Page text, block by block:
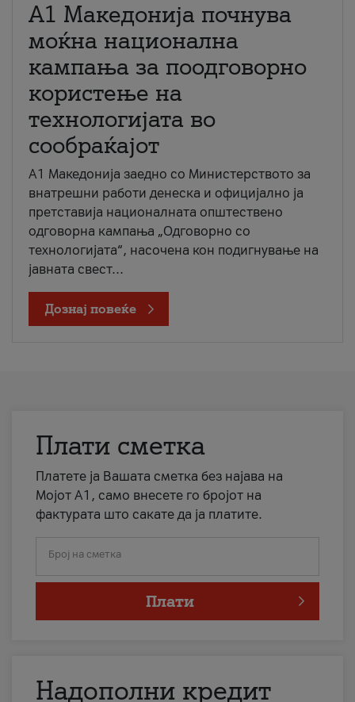
A1 Македонија почнува
моќна национална
кампања за поодговорно
користење на
технологијата во
сообраќајот
A1 Македонија заедно со Министерството за
внатрешни работи денеска и официјално ја
претставија националната општествено
одговорна кампања „Одговорно со
технологијата“, насочена кон подигнување на
јавната свест...
Дознај повеќе
Плати сметка
Платете ја Вашата сметка без најава на
Мојот А1, само внесете го бројот на
фактурата што сакате да ја платите.
Број на сметка
Плати
Надополни кредит